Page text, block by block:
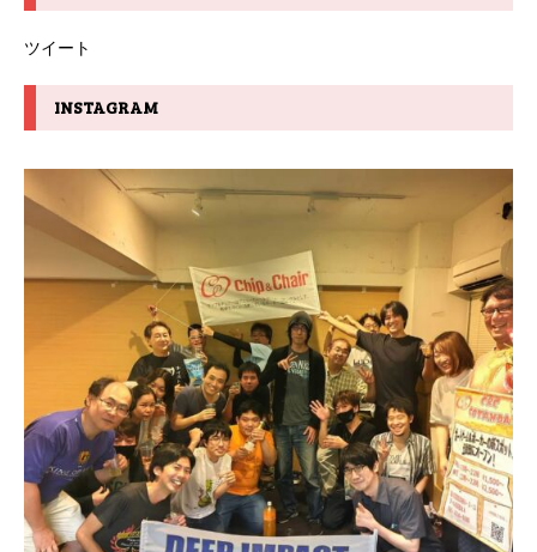
ツイート
INSTAGRAM